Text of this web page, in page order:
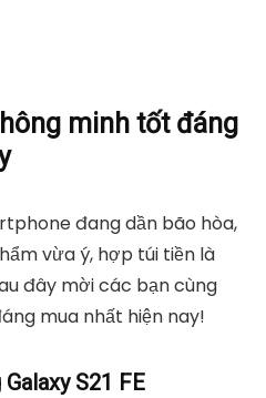
minh tốt đáng
đang dần bão hòa,
vừa ý, hợp túi tiền là
đây mời các bạn cùng
mua nhất hiện nay!
S21 FE